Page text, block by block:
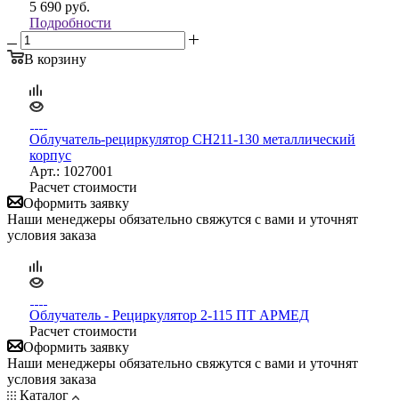
5 690 руб.
Подробности
В корзину
Облучатель-рециркулятор CH211-130 металлический
корпус
Арт.: 1027001
Расчет стоимости
Оформить заявку
Наши менеджеры обязательно свяжутся с вами и уточнят
условия заказа
Облучатель - Рециркулятор 2-115 ПТ АРМЕД
Расчет стоимости
Оформить заявку
Наши менеджеры обязательно свяжутся с вами и уточнят
условия заказа
Каталог